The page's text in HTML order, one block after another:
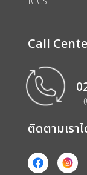
Call
ติดตามเรา